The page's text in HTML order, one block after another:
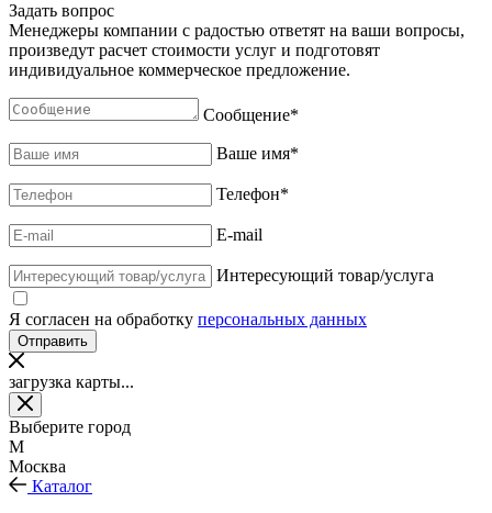
Задать вопрос
Менеджеры компании с радостью ответят на ваши вопросы,
произведут расчет стоимости услуг и подготовят
индивидуальное коммерческое предложение.
Сообщение*
Ваше имя*
Телефон*
E-mail
Интересующий товар/услуга
Я согласен на обработку персональных данных
загрузка карты...
Выберите город
М
Москва
Каталог